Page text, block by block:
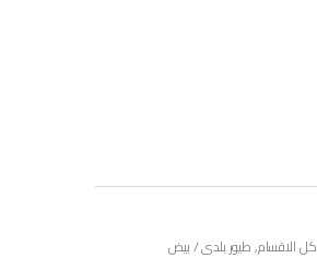
كل الاقسام,طيور بلدي / بيض